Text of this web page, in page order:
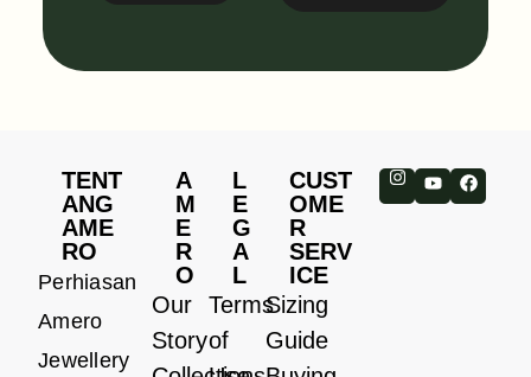
TENT
ANG
AME
RO
Perhiasan
Amero
Jewellery
A
M
E
R
O
Our
Story
L
E
G
A
L
Terms
of
CUST
OME
R
SERV
ICE
Sizing
Guide